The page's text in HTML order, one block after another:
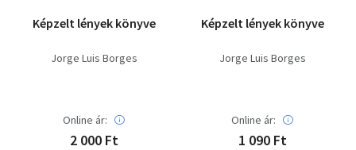
Képzelt lények könyve
Jorge Luis Borges
Online ár:
2 000 Ft
Képzelt lények könyve
Jorge Luis Borges
Online ár:
1 090 Ft